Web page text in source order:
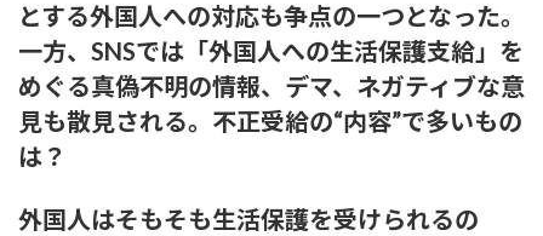
【生存確認】Juice=Juice段原瑠々さん、梁川奈々美さんとデー
ト
『盛れ！ミ・アモーレ』日本武道館ライブ映像がたった公開8
日で100万再生突破ｗｗ
射精欲を煽ってしまうwwwwww
とする外国人への対応も争点の一つとなった。
一方、SNSでは「外国人への生活保護支給」を
めぐる真偽不明の情報、デマ、ネガティブな意
見も散見される。不正受給の“内容”で多いもの
は？
外国人はそもそも生活保護を受けられるの